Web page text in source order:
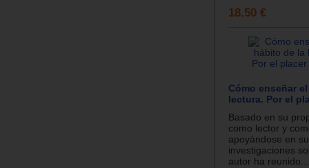
18.50 €
Cómo enseñar
lectura. Por el
Basado en su
como lector y
apoyándose en
investigaciones
autor ha reunido...